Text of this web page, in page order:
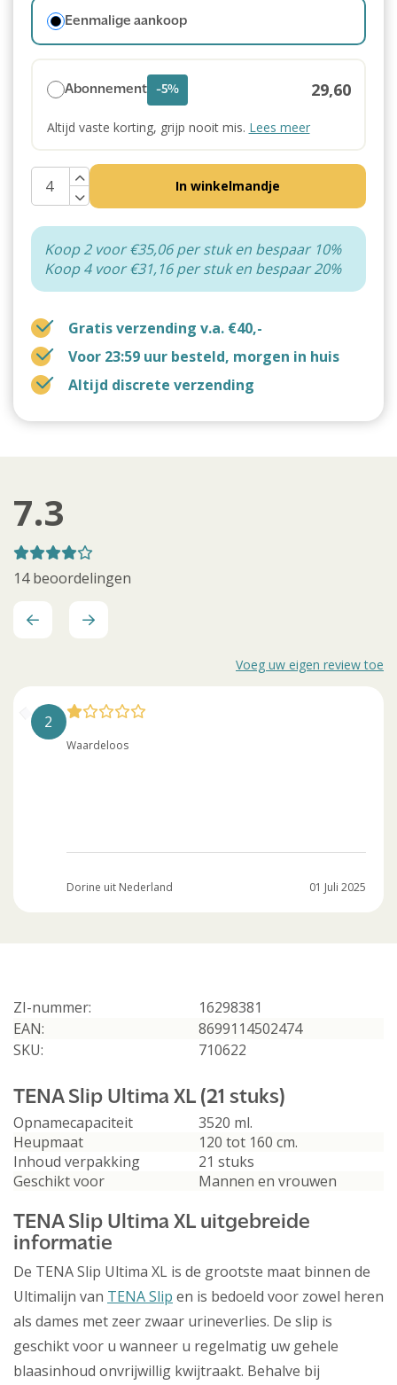
Eenmalige aankoop
Abonnement -5% 29,60
Altijd vaste korting, grijp nooit mis. Lees meer
In winkelmandje
Koop 2 voor €35,06 per stuk en bespaar 10%
Koop 4 voor €31,16 per stuk en bespaar 20%
Gratis verzending v.a. €40,-
Voor 23:59 uur besteld, morgen in huis
Altijd discrete verzending
7.3
14 beoordelingen
Voeg uw eigen review toe
2
Waardeloos
Dorine uit Nederland 01 Juli 2025
ZI-nummer:
16298381
EAN:
8699114502474
SKU:
710622
TENA Slip Ultima XL (21 stuks)
Opnamecapaciteit
3520 ml.
Heupmaat
120 tot 160 cm.
Inhoud verpakking
21 stuks
Geschikt voor
Mannen en vrouwen
TENA Slip Ultima XL uitgebreide
informatie
De TENA Slip Ultima XL is de grootste maat binnen de
Ultimalijn van TENA Slip en is bedoeld voor zowel heren
als dames met zeer zwaar urineverlies. De slip is
geschikt voor u wanneer u regelmatig uw gehele
blaasinhoud onvrijwillig kwijtraakt. Behalve bij